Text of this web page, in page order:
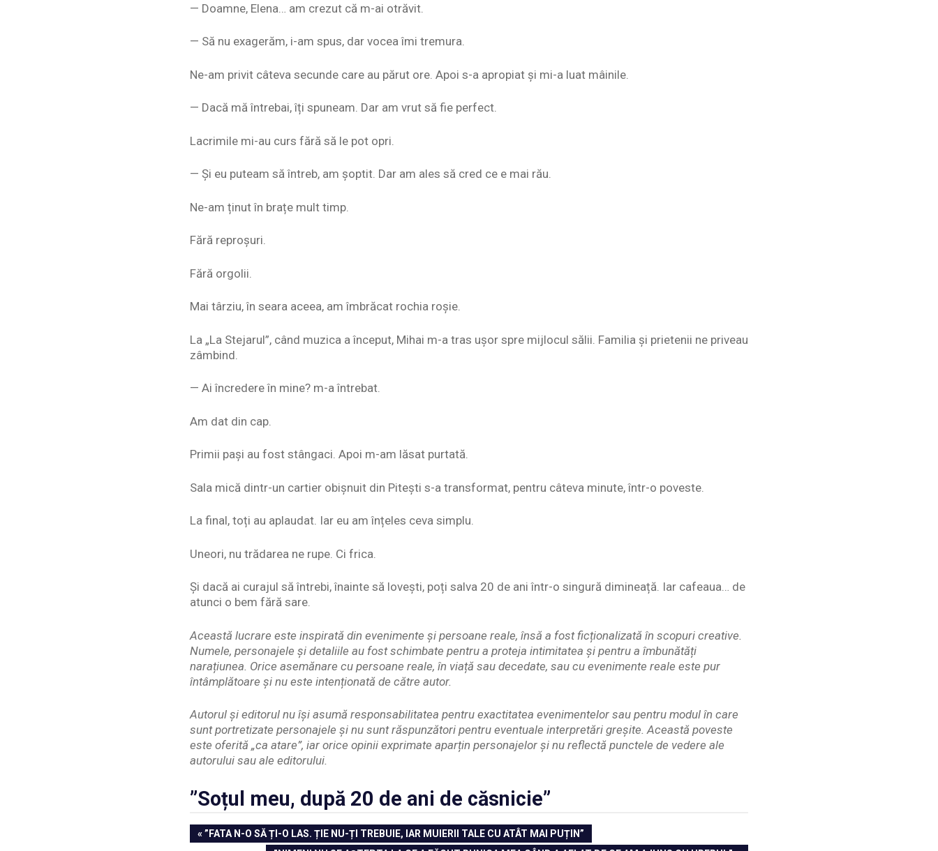
— Doamne, Elena… am crezut că m-ai otrăvit.
— Să nu exagerăm, i-am spus, dar vocea îmi tremura.
Ne-am privit câteva secunde care au părut ore. Apoi s-a apropiat și mi-a luat mâinile.
— Dacă mă întrebai, îți spuneam. Dar am vrut să fie perfect.
Lacrimile mi-au curs fără să le pot opri.
— Și eu puteam să întreb, am șoptit. Dar am ales să cred ce e mai rău.
Ne-am ținut în brațe mult timp.
Fără reproșuri.
Fără orgolii.
Mai târziu, în seara aceea, am îmbrăcat rochia roșie.
La „La Stejarul”, când muzica a început, Mihai m-a tras ușor spre mijlocul sălii. Familia și prietenii ne priveau
zâmbind.
— Ai încredere în mine? m-a întrebat.
Am dat din cap.
Primii pași au fost stângaci. Apoi m-am lăsat purtată.
Sala mică dintr-un cartier obișnuit din Pitești s-a transformat, pentru câteva minute, într-o poveste.
La final, toți au aplaudat. Iar eu am înțeles ceva simplu.
Uneori, nu trădarea ne rupe. Ci frica.
Și dacă ai curajul să întrebi, înainte să lovești, poți salva 20 de ani într-o singură dimineață. Iar cafeaua… de
atunci o bem fără sare.
Această lucrare este inspirată din evenimente și persoane reale, însă a fost ficționalizată în scopuri creative.
Numele, personajele și detaliile au fost schimbate pentru a proteja intimitatea și pentru a îmbunătăți
narațiunea. Orice asemănare cu persoane reale, în viață sau decedate, sau cu evenimente reale este pur
întâmplătoare și nu este intenționată de către autor.
Autorul și editorul nu își asumă responsabilitatea pentru exactitatea evenimentelor sau pentru modul în care
sunt portretizate personajele și nu sunt răspunzători pentru eventuale interpretări greșite. Această poveste
este oferită „ca atare”, iar orice opinii exprimate aparțin personajelor și nu reflectă punctele de vedere ale
autorului sau ale editorului.
”Soțul meu, după 20 de ani de căsnicie”
Navigare
PREVIOUS
POST:
”FATA N-O SĂ ȚI-O LAS. ȚIE NU-ȚI TREBUIE, IAR MUIERII TALE CU ATÂT MAI PUȚIN”